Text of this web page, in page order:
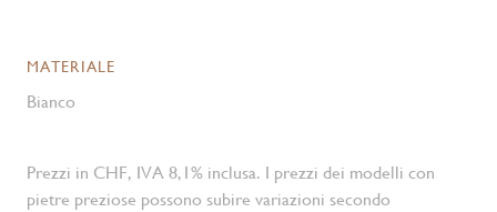
MATERIALE
Bianco
Prezzi in CHF, IVA 8,1% inclusa. I prezzi dei modelli con
pietre preziose possono subire variazioni secondo